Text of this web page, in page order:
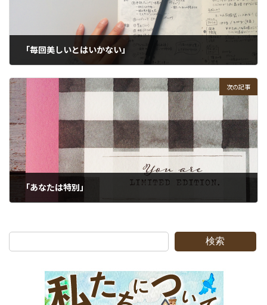
「毎回美しいとはいかない」
次の記事
「あなたは特別」
検索